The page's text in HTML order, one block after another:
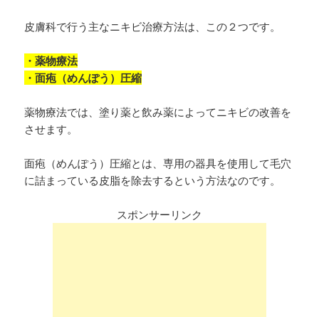
皮膚科で行う主なニキビ治療方法は、この２つです。
・薬物療法
・面疱（めんぽう）圧縮
薬物療法では、塗り薬と飲み薬によってニキビの改善を
させます。
面疱（めんぽう）圧縮とは、専用の器具を使用して毛穴
に詰まっている皮脂を除去するという方法なのです。
スポンサーリンク